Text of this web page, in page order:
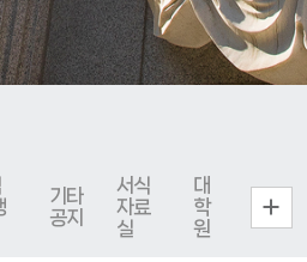
기타
공지
서식
자료
실
대
학
원